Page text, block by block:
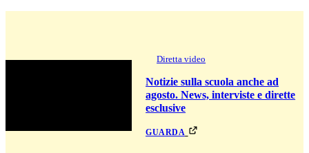
Diretta video
Notizie sulla scuola anche ad
agosto. News, interviste e dirette
esclusive
guarda